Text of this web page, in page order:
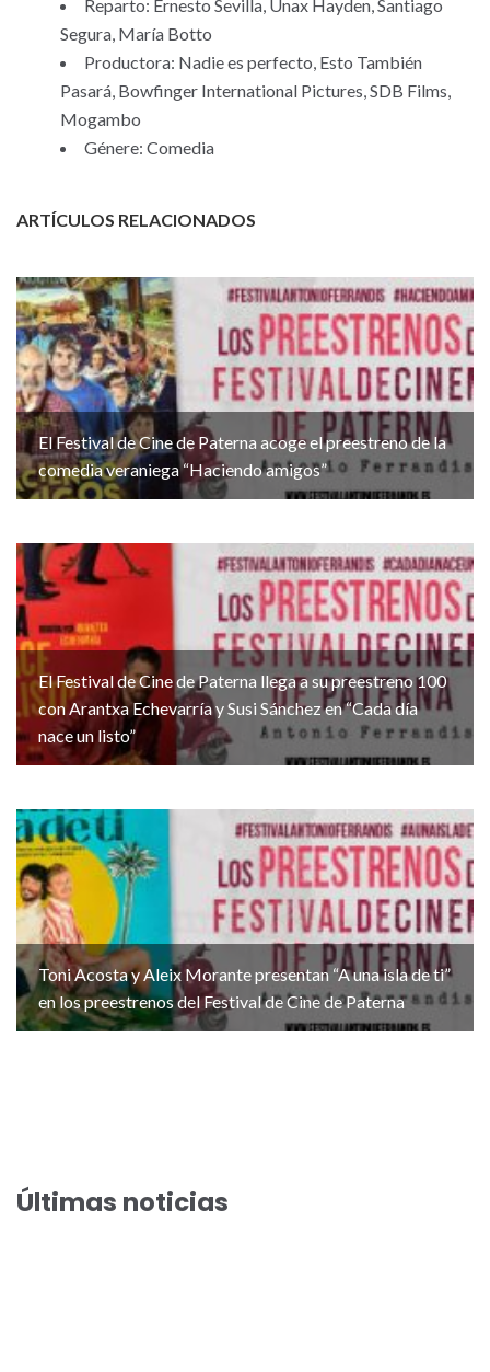
Reparto: Ernesto Sevilla, Unax Hayden, Santiago
Segura, María Botto
Productora: Nadie es perfecto, Esto También
Pasará, Bowfinger International Pictures, SDB Films,
Mogambo
Génere: Comedia
ARTÍCULOS RELACIONADOS
El Festival de Cine de Paterna acoge el preestreno de la
comedia veraniega “Haciendo amigos”
El Festival de Cine de Paterna llega a su preestreno 100
con Arantxa Echevarría y Susi Sánchez en “Cada día
nace un listo”
Toni Acosta y Aleix Morante presentan “A una isla de ti”
en los preestrenos del Festival de Cine de Paterna
Últimas noticias